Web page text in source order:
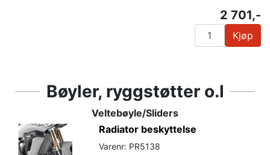
2 701,-
Kjøp
Bøyler, ryggstøtter o.l
Veltebøyle/Sliders
Radiator beskyttelse
Varenr: PR5138